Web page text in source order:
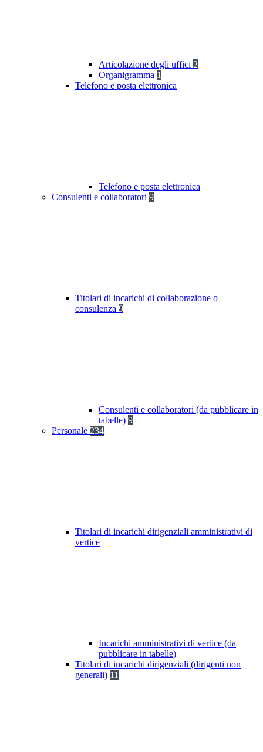
Articolazione degli uffici 2
Organigramma 1
Telefono e posta elettronica
Telefono e posta elettronica
Consulenti e collaboratori 9
Titolari di incarichi di collaborazione o
consulenza 9
Consulenti e collaboratori (da pubblicare in
tabelle) 9
Personale 234
Titolari di incarichi dirigenziali amministrativi di
vertice
Incarichi amministrativi di vertice (da
pubblicare in tabelle)
Titolari di incarichi dirigenziali (dirigenti non
generali) 11